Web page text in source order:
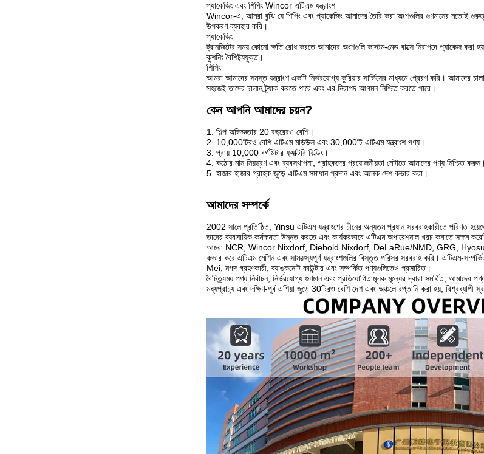
প্যাকেজিং এবং শিপিং Wincor এটিএম যন্ত্রাংশ
Wincor-এ, আমরা বুঝি যে শিপিং এবং প্যাকেজিং আমাদের তৈরি করা অংশগুলির গুণমানের মতোই
উপকরণ ব্যবহার করি।
প্যাকেজিং
ট্রানজিটের সময় কোনো ক্ষতি রোধ করতে আমাদের অংশগুলি কাস্টম-মেড বাক্সে নিরাপদে প্যাকেজ করা
কুশনিং বৈশিষ্ট্যযুক্ত।
শিপিং
আমরা আমাদের সমস্ত যন্ত্রাংশ একটি নির্ভরযোগ্য কুরিয়ার সার্ভিসের মাধ্যমে প্রেরণ করি। আমাদের
সহজেই তাদের চালান ট্র্যাক করতে পারে এবং এর নিরাপদ আগমন নিশ্চিত করতে পারে।
কেন আপনি আমাদের চয়ন?
1. শিল্প অভিজ্ঞতার 20 বছরেরও বেশি।
2. 10,000টিরও বেশি এটিএম মডিউল এবং 30,000টি এটিএম যন্ত্রাংশ পণ্য।
3. প্রায় 10,000 বর্গমিটার ফ্যাক্টরি বিল্ডিং।
4. কঠোর মান নিয়ন্ত্রণ এবং ব্যবস্থাপনা, গ্রাহকদের প্রয়োজনীয়তা মেটাতে আমাদের পণ্য নিশ্চিত করুন।
5. হাজার হাজার গ্রাহক জুড়ে এটিএম সমাধান প্রদান এবং অনেক দেশ কভার করা।
আমাদের সম্পর্কে
2002 সালে প্রতিষ্ঠিত, Yinsu এটিএম যন্ত্রাংশের চীনের অন্যতম প্রধান সরবরাহকারীতে পরিণত
তাদের ব্যবসায়িক কর্মক্ষমতা উন্নত করতে এবং কার্যকরভাবে এটিএম অপারেশনাল খরচ কমাতে সক্ষম
আমরা NCR, Wincor Nixdorf, Diebold Nixdorf, DeLaRue/NMD, GRG, Hyosung,
কভার করে এটিএম মেশিন এবং সামঞ্জস্যপূর্ণ যন্ত্রাংশগুলির বিস্তৃত পরিসর সরবরাহ করি। এটিএম-
Mei, নগদ গ্রহণকারী, ব্যাঙ্কনোট কাউন্টার এবং সম্পর্কিত পণ্যগুলিতেও প্রসারিত।
বৈচিত্র্যময় পণ্য নির্বাচন, নির্ভরযোগ্য গুণমান এবং প্রতিযোগিতামূলক মূল্যের দ্বারা সমর্থিত, আমাদের
মধ্যপ্রাচ্য এবং দক্ষিণ-পূর্ব এশিয়া জুড়ে 30টিরও বেশি দেশ এবং অঞ্চলে রপ্তানি করা হয়, বিশ্বব্যাপী স্ব-